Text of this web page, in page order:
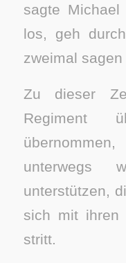
sagte
los, geh
zweimal sagen
Zu dieser
Regiment
unterstützen,
sich mit ihren
stritt.